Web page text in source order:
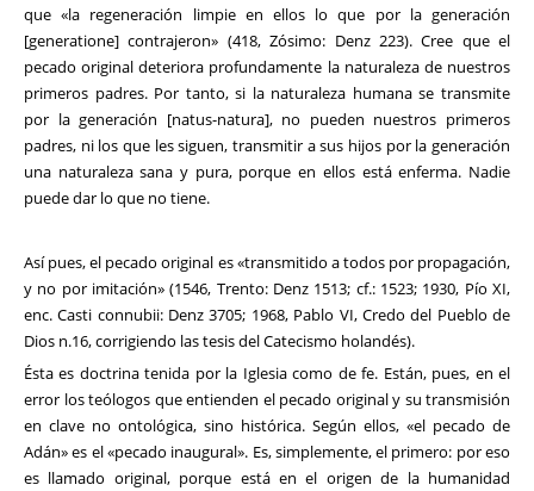
que «la regeneración limpie en ellos lo que por la generación
[generatione] contrajeron» (418, Zósimo: Denz 223). Cree que el
pecado original deteriora profundamente la naturaleza de nuestros
primeros padres. Por tanto, si la naturaleza humana se transmite
por la generación [natus-natura], no pueden nuestros primeros
padres, ni los que les siguen, transmitir a sus hijos por la generación
una naturaleza sana y pura, porque en ellos está enferma. Nadie
puede dar lo que no tiene.
Así pues, el pecado original es «transmitido a todos por propagación,
y no por imitación» (1546, Trento: Denz 1513; cf.: 1523; 1930, Pío XI,
enc. Casti connubii: Denz 3705; 1968, Pablo VI, Credo del Pueblo de
Dios n.16, corrigiendo las tesis del Catecismo holandés).
Ésta es doctrina tenida por la Iglesia como de fe. Están, pues, en el
error los teólogos que entienden el pecado original y su transmisión
en clave no ontológica, sino histórica. Según ellos, «el pecado de
Adán» es el «pecado inaugural». Es, simplemente, el primero: por eso
es llamado original, porque está en el origen de la humanidad